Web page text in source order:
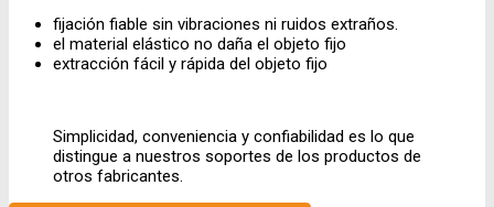
fijación fiable sin vibraciones ni ruidos extraños.
el material elástico no daña el objeto fijo
extracción fácil y rápida del objeto fijo
Simplicidad, conveniencia y confiabilidad es lo que
distingue a nuestros soportes de los productos de
otros fabricantes.